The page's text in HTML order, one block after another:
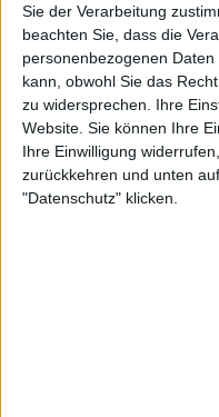
Sie der Verarbeitung
beachten Sie, dass die
personenbezogenen
kann, obwohl Sie das
zu widersprechen. Ihre
Website. Sie können Ihre
Ihre Einwilligung
zurückkehren und unten
"Datenschutz" klicken.
deutsche Rapper. Das
Aber genau diese
ALLIGATOAH den
schafft. Für die Rap-
metallisch klingen,
Hörerschaft
Metal wohlwollend zur